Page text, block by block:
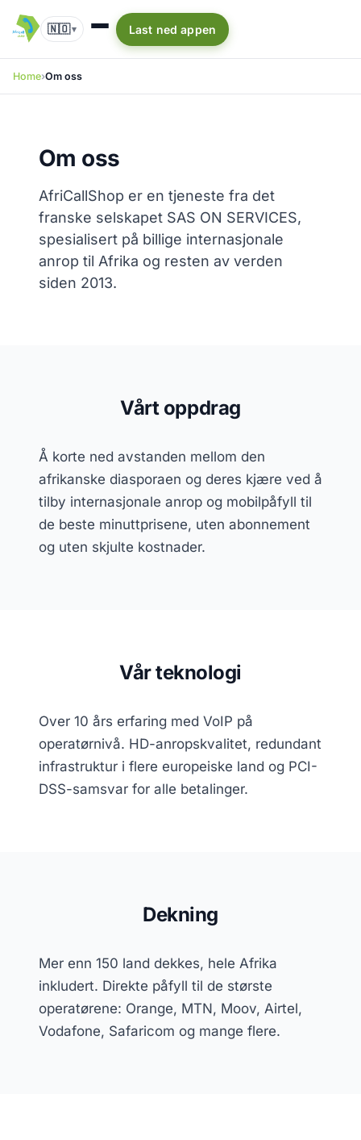
🇳🇴▾ Last ned appen
Home Om oss
Om oss
AfriCallShop er en tjeneste fra det
franske selskapet SAS ON SERVICES,
spesialisert på billige internasjonale
anrop til Afrika og resten av verden
siden 2013.
Vårt oppdrag
Å korte ned avstanden mellom den
afrikanske diasporaen og deres kjære ved å
tilby internasjonale anrop og mobilpåfyll til
de beste minuttprisene, uten abonnement
og uten skjulte kostnader.
Vår teknologi
Over 10 års erfaring med VoIP på
operatørnivå. HD-anropskvalitet, redundant
infrastruktur i flere europeiske land og PCI-
DSS-samsvar for alle betalinger.
Dekning
Mer enn 150 land dekkes, hele Afrika
inkludert. Direkte påfyll til de største
operatørene: Orange, MTN, Moov, Airtel,
Vodafone, Safaricom og mange flere.